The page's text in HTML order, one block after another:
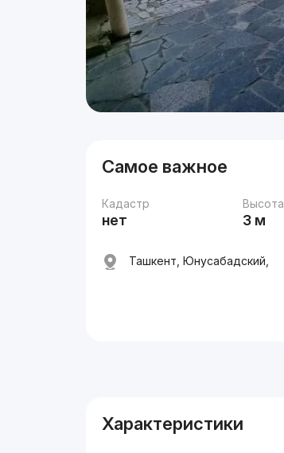
Самое важное
Кадастр
нет
Высота
3 м
Ташкент, Юнусабадский,
Характеристики